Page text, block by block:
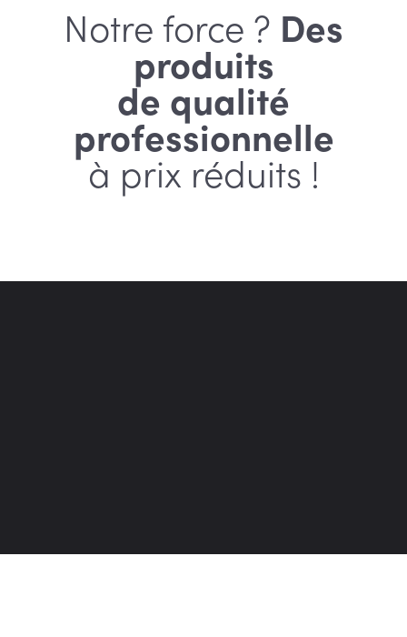
Notre force ? Des
produits
de qualité
professionnelle
à prix réduits !